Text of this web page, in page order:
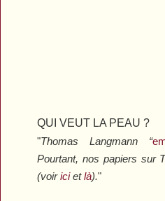
QUI VEUT LA PEAU ?
"Thomas Langmann “
Pourtant, nos papiers sur
(voiricietlà)."